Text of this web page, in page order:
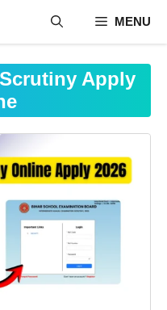
MENU
Apply